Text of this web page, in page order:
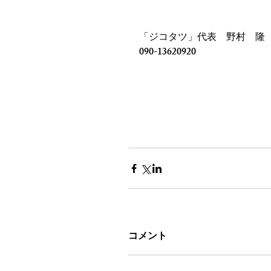
「ジコタツ」代表　野村　隆
090-13620920
コメント